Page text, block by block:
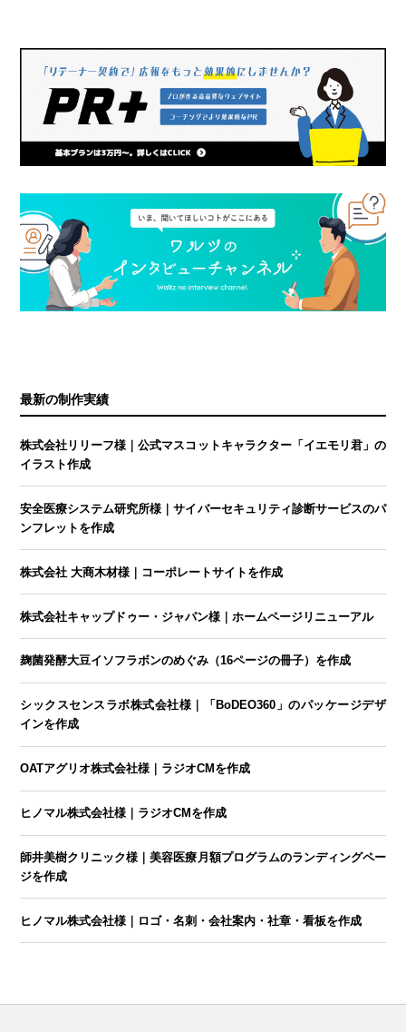
最新の制作実績
株式会社リリーフ様｜公式マスコットキャラクター「イエモリ君」の
イラスト作成
安全医療システム研究所様｜サイバーセキュリティ診断サービスのパ
ンフレットを作成
株式会社 大商木材様｜コーポレートサイトを作成
株式会社キャップドゥー・ジャパン様｜ホームページリニューアル
麹菌発酵大豆イソフラボンのめぐみ（16ページの冊子）を作成
シックスセンスラボ株式会社様｜「BoDEO360」のパッケージデザ
インを作成
OATアグリオ株式会社様｜ラジオCMを作成
ヒノマル株式会社様｜ラジオCMを作成
師井美樹クリニック様｜美容医療月額プログラムのランディングペー
ジを作成
ヒノマル株式会社様｜ロゴ・名刺・会社案内・社章・看板を作成